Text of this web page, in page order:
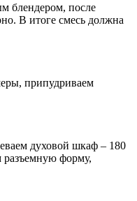
блендером, после
В итоге смесь должна
припудриваем
духовой шкаф – 180
разъемную форму,